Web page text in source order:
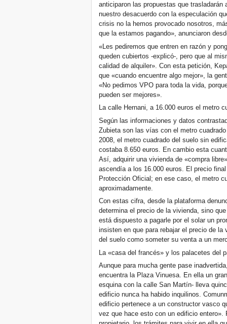
anticiparon las propuestas que
nuestro desacuerdo con la especulación
crisis no la hemos provocado nosotros,
que la estamos pagando», anunciaron
«Les pediremos que entren en razón y
queden cubiertos -explicó-, pero que al
calidad de alquiler». Con esta petición,
que «cuando encuentre algo mejor», la
«No pedimos VPO para toda la vida,
pueden ser mejores».
La calle Hernani, a 16.000 euros el metro
Según las informaciones y datos
Zubieta son las vías con el metro
2008, el metro cuadrado del suelo sin
costaba 8.650 euros. En cambio esta
Así, adquirir una vivienda de «compra
ascendía a los 16.000 euros. El precio
Protección Oficial; en ese caso, el metro
aproximadamente.
Con estas cifra, desde la plataforma
determina el precio de la vivienda, sino
está dispuesto a pagarle por el solar un
insisten en que para rebajar el precio de
del suelo como someter su venta a un
La «casa del francés» y los palacetes del
Aunque para mucha gente pase
encuentra la Plaza Vinuesa. En ella un
esquina con la calle San Martín- lleva
edificio nunca ha habido inquilinos.
edificio pertenece a un constructor vasco
vez que hace esto con un edificio